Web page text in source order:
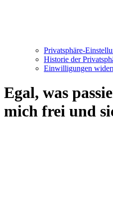
Privatsphäre-
Historie der
Einwilligungen
Egal, was
mich frei und